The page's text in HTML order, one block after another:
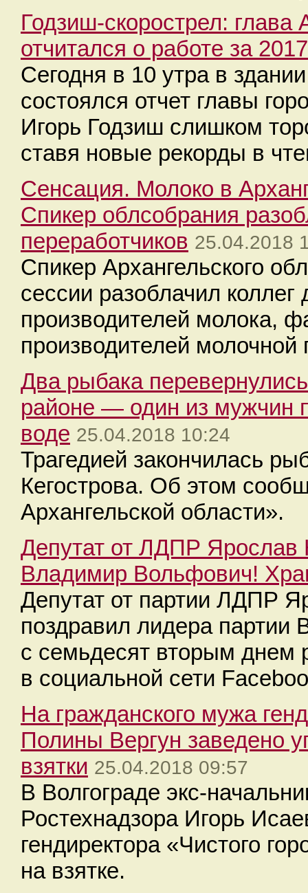
Годзиш-скорострел: глава
отчитался о работе за
Сегодня в 10 утра в
состоялся отчет главы
Игорь Годзиш слишком
ставя новые рекорды в
Сенсация. Молоко в
Спикер облсобрания
переработчиков 25.04.2018
Спикер Архангельского
сессии разоблачил коллег
производителей молока,
производителей молочной
Два рыбака
районе — один из мужчин
воде 25.04.2018 10:24
Трагедией закончилась
Кегострова. Об этом
Архангельской области».
Депутат от ЛДПР
Владимир Вольфович!
Депутат от партии ЛДПР
поздравил лидера партии
с семьдесят вторым днем
в социальной сети
На гражданского мужа
Полины Вергун заведено
взятки 25.04.2018 09:57
В Волгограде экс-
Ростехнадзора Игорь
гендиректора «Чистого
на взятке.